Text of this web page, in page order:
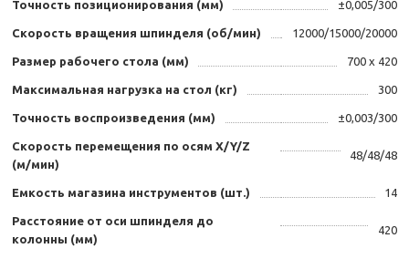
Точность позиционирования (мм) ±0,005/300
Скорость вращения шпинделя (об/мин) 12000/15000/20000
Размер рабочего стола (мм) 700 х 420
Максимальная нагрузка на стол (кг) 300
Точность воспроизведения (мм) ±0,003/300
Скорость перемещения по осям X/Y/Z
(м/мин)
48/48/48
Емкость магазина инструментов (шт.) 14
Расстояние от оси шпинделя до
колонны (мм)
420